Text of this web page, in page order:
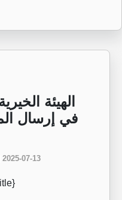
الهيئة
في إرسال
07-13